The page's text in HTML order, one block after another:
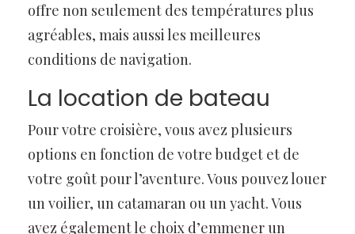
offre non seulement des températures plus
agréables, mais aussi les meilleures
conditions de navigation.
La location de bateau
Pour votre croisière, vous avez plusieurs
options en fonction de votre budget et de
votre goût pour l’aventure. Vous pouvez louer
un voilier, un catamaran ou un yacht. Vous
avez également le choix d’emmener un